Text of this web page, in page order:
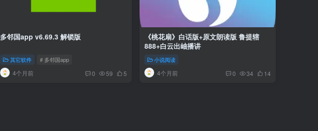
多邻国app v6.69.3 解锁版
其它软件 # 多邻国app
4个月前 0 59 5
《桃花扇》白话版+原文朗读版 鲁提辖
888+白云出岫播讲
小说阅读
4个月前 0 34 14